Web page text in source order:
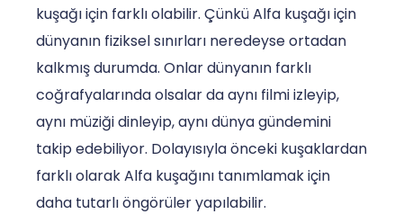
kuşağı için farklı olabilir. Çünkü Alfa kuşağı için
dünyanın fiziksel sınırları neredeyse ortadan
kalkmış durumda. Onlar dünyanın farklı
coğrafyalarında olsalar da aynı filmi izleyip,
aynı müziği dinleyip, aynı dünya gündemini
takip edebiliyor. Dolayısıyla önceki kuşaklardan
farklı olarak Alfa kuşağını tanımlamak için
daha tutarlı öngörüler yapılabilir.